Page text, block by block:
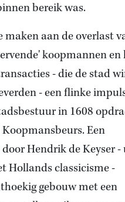
bereik was.
maken aan de overlast
koopmannen en
- die de stad
- een flinke
in 1608
Een
Hendrik de Keyser
Hollands classicisme -
gebouw met een